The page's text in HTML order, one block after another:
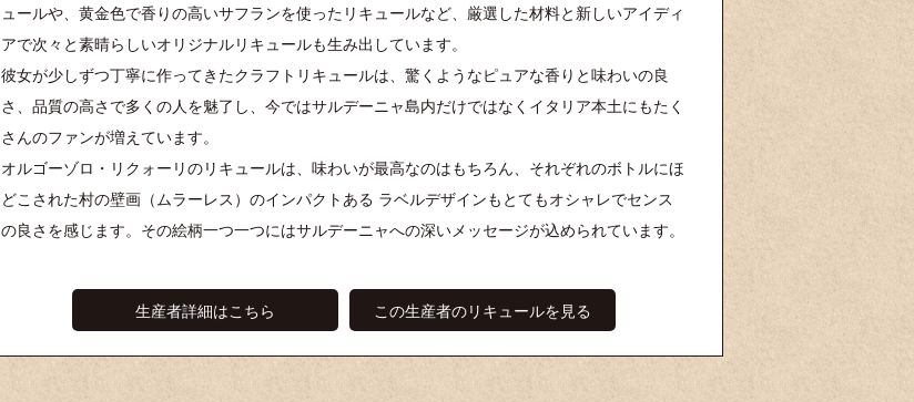
ュールや、黄金色で香りの高いサフランを使ったリキュールなど、厳選した材料と新しいアイディ
アで次々と素晴らしいオリジナルリキュールも生み出しています。
彼女が少しずつ丁寧に作ってきたクラフトリキュールは、驚くようなピュアな香りと味わいの良
さ、品質の高さで多くの人を魅了し、今ではサルデーニャ島内だけではなくイタリア本土にもたく
さんのファンが増えています。
オルゴーゾロ・リクォーリのリキュールは、味わいが最高なのはもちろん、それぞれのボトルにほ
どこされた村の壁画（ムラーレス）のインパクトある ラベルデザインもとてもオシャレでセンス
の良さを感じます。その絵柄一つ一つにはサルデーニャへの深いメッセージが込められています。
生産者詳細はこちら この生産者のリキュールを見る